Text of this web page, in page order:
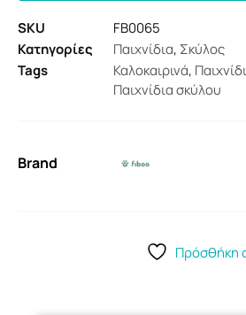
SKU
FB0065
Κατηγορίες
Παιχνίδια, Σκύλος
Tags
Καλοκαιρινά,
Παιχνίδια σκύλου
Brand
Πρόσθήκη